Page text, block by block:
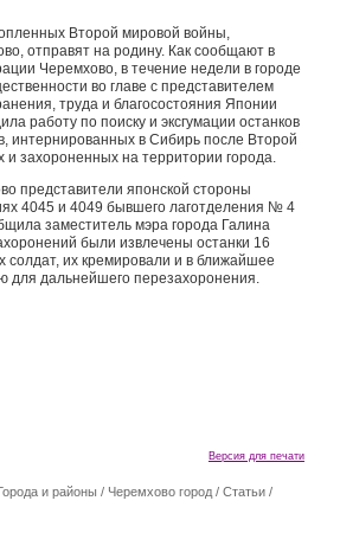
Второй мировой войны,
отправят на родину. Как сообщают в
Черемхово, в течение недели в городе
во главе с представителем
труда и благосостояния Японии
работу по поиску и эксгумации останков
интернированных в Сибирь после Второй
захороненных на территории города.
представители японской стороны
4045 и 4049 бывшего лаготделения № 4
заместитель мэра города Галина
были извлечены останки 16
солдат, их кремировали и в ближайшее
для дальнейшего перезахоронения.
Версия для печати
и районы / Черемхово город / Статьи /